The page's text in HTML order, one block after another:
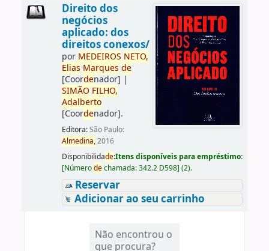
Direito dos
negócios
aplicado: dos
direitos conexos/
por MEDEIROS NETO,
Elias Marques de
[Coordenador] |
SIMÃO FILHO,
Adalberto
[Coordenador].
Editora:São Paulo:
Almedina,2016
Disponibilidade:Itens disponíveis para empréstimo:
[Númerodechamada:342.2 D598] (2).
Reservar
Adicionar ao seu carrinho
Não encontrou o
que procura?